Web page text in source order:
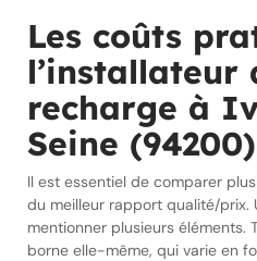
Les coûts
l’installateur
recharge à
Seine (94200)
Il est essentiel de comparer
du meilleur rapport qualité/prix.
mentionner plusieurs éléments.
borne elle-même, qui varie en